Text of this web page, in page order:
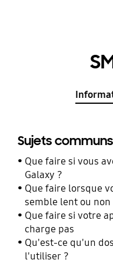
Sujets communs
Que faire si vous
Galaxy ?
Que faire lorsque
semble lent ou
Que faire si votre
charge pas
Qu'est-ce qu'un
l'utiliser ?